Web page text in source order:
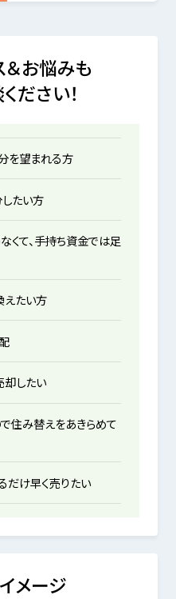
お悩みも
ださい！
を望まれる方
たい方
くて、手持ち資金では足
えたい方
却したい
住み替えをあきらめて
だけ早く売りたい
メージ